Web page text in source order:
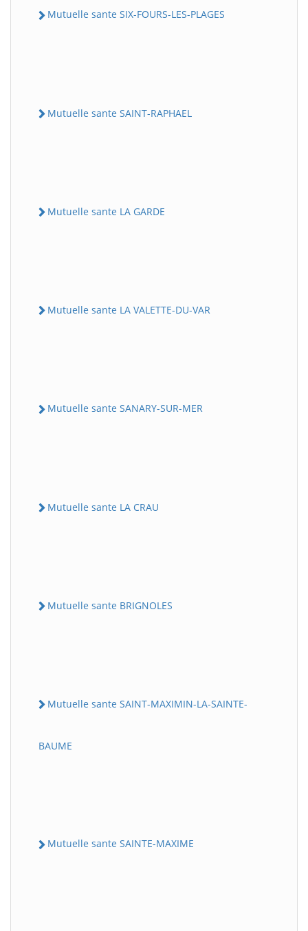
Mutuelle sante SIX-FOURS-LES-PLAGES
Mutuelle sante SAINT-RAPHAEL
Mutuelle sante LA GARDE
Mutuelle sante LA VALETTE-DU-VAR
Mutuelle sante SANARY-SUR-MER
Mutuelle sante LA CRAU
Mutuelle sante BRIGNOLES
Mutuelle sante SAINT-MAXIMIN-LA-SAINTE-
BAUME
Mutuelle sante SAINTE-MAXIME